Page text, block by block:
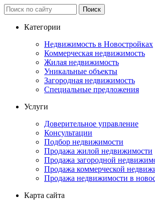
Категории
Недвижимость в Новостройках
Коммерческая недвижимость
Жилая недвижимость
Уникальные объекты
Загородная недвижимость
Специальные предложения
Услуги
Доверительное управление
Консультации
Подбор недвижимости
Продажа жилой недвижимости
Продажа загородной
Продажа коммерческой
Продажа недвижимости в
Карта сайта